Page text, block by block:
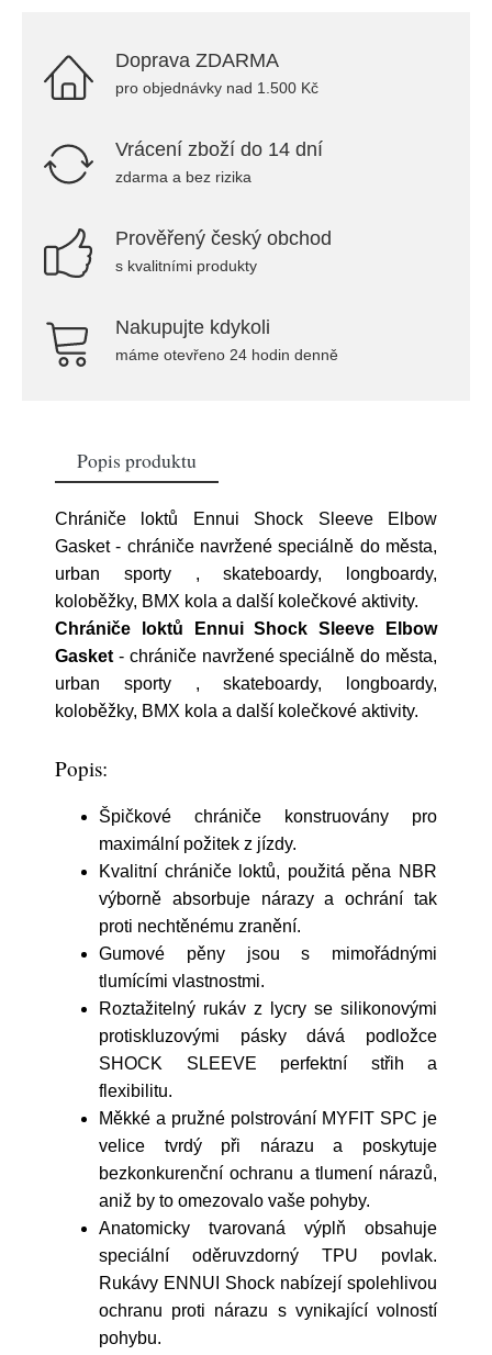
Doprava ZDARMA
pro objednávky nad 1.500 Kč
Vrácení zboží do 14 dní
zdarma a bez rizika
Prověřený český obchod
s kvalitními produkty
Nakupujte kdykoli
máme otevřeno 24 hodin denně
Popis produktu
Chrániče loktů Ennui Shock Sleeve Elbow
Gasket - chrániče navržené speciálně do města,
urban sporty , skateboardy, longboardy,
koloběžky, BMX kola a další kolečkové aktivity.
Chrániče loktů Ennui Shock Sleeve Elbow
Gasket - chrániče navržené speciálně do města,
urban sporty , skateboardy, longboardy,
koloběžky, BMX kola a další kolečkové aktivity.
Popis:
Špičkové chrániče konstruovány pro
maximální požitek z jízdy.
Kvalitní chrániče loktů, použitá pěna NBR
výborně absorbuje nárazy a ochrání tak
proti nechtěnému zranění.
Gumové pěny jsou s mimořádnými
tlumícími vlastnostmi.
Roztažitelný rukáv z lycry se silikonovými
protiskluzovými pásky dává podložce
SHOCK SLEEVE perfektní střih a
flexibilitu.
Měkké a pružné polstrování MYFIT SPC je
velice tvrdý při nárazu a poskytuje
bezkonkurenční ochranu a tlumení nárazů,
aniž by to omezovalo vaše pohyby.
Anatomicky tvarovaná výplň obsahuje
speciální oděruvzdorný TPU povlak.
Rukávy ENNUI Shock nabízejí spolehlivou
ochranu proti nárazu s vynikající volností
pohybu.